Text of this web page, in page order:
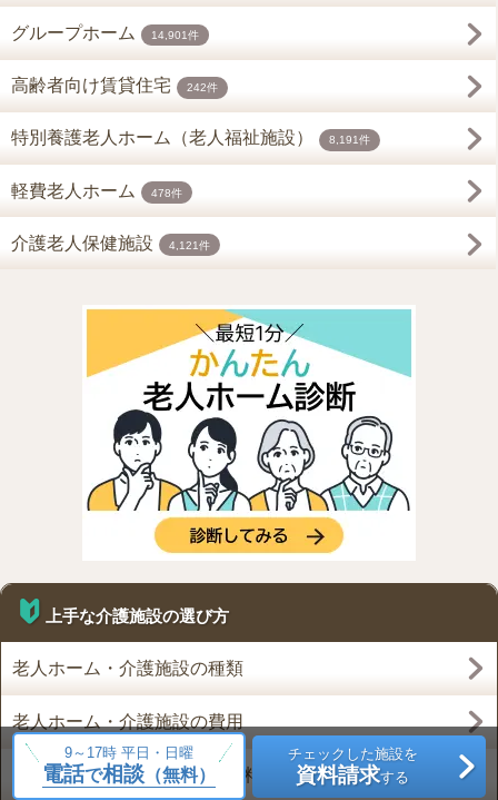
9～17時 平日・日曜
電話で相談（無料）
チェックした施設を
資料請求する
グループホーム 14,901件
高齢者向け賃貸住宅 242件
特別養護老人ホーム（老人福祉施設） 8,191件
軽費老人ホーム 478件
介護老人保健施設 4,121件
上手な介護施設の選び方
老人ホーム・介護施設の種類
老人ホーム・介護施設の費用
新規オープンの介護施設・有料老人ホーム